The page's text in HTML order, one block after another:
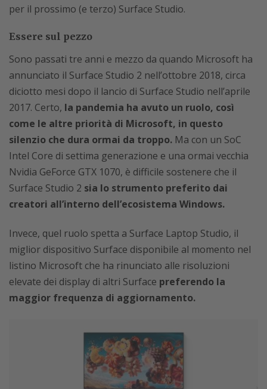
per il prossimo (e terzo) Surface Studio.
Essere sul pezzo
Sono passati tre anni e mezzo da quando Microsoft ha
annunciato il Surface Studio 2 nell’ottobre 2018, circa
diciotto mesi dopo il lancio di Surface Studio nell’aprile
2017. Certo, la pandemia ha avuto un ruolo, così
come le altre priorità di Microsoft, in questo
silenzio che dura ormai da troppo. Ma con un SoC
Intel Core di settima generazione e una ormai vecchia
Nvidia GeForce GTX 1070, è difficile sostenere che il
Surface Studio 2 sia lo strumento preferito dai
creatori all’interno dell’ecosistema Windows.
Invece, quel ruolo spetta a Surface Laptop Studio, il
miglior dispositivo Surface disponibile al momento nel
listino Microsoft che ha rinunciato alle risoluzioni
elevate dei display di altri Surface preferendo la
maggior frequenza di aggiornamento.